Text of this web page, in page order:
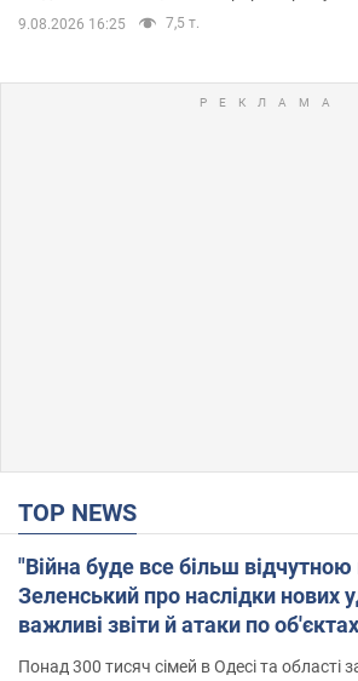
9.08.2026 16:25 7,5 т.
TOP NEWS
"Війна буде все більш відчутною
Зеленський про наслідки нових
важливі звіти й атаки по
Понад 300 тисяч сімей в Одесі та області